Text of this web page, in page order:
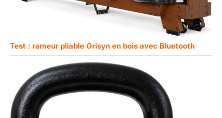
Test : rameur pliable Orisyn en bois avec Bluetooth